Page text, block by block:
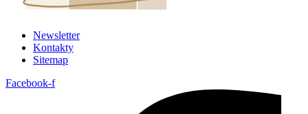
Newsletter
Kontakty
Sitemap
Facebook-f